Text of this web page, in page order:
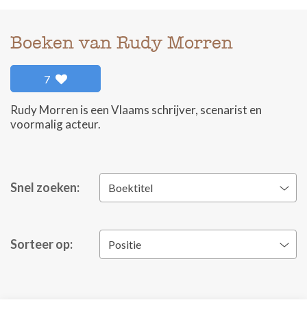
Boeken van Rudy Morren
7
Rudy Morren is een Vlaams schrijver, scenarist en
voormalig acteur.
Snel zoeken: Boektitel
Sorteer op: Positie